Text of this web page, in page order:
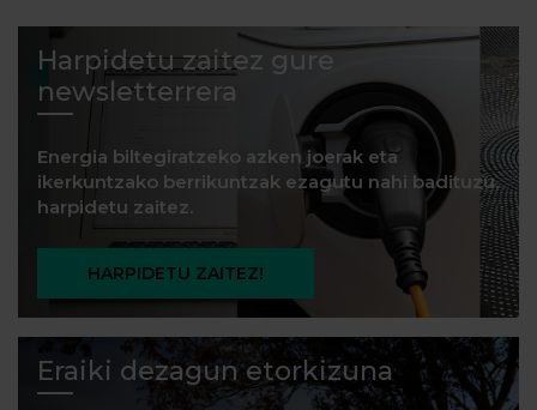
Harpidetu zaitez gure
newsletterrera
Energia biltegiratzeko azken joerak eta
ikerkuntzako berrikuntzak ezagutu nahi badituzu,
harpidetu zaitez.
HARPIDETU ZAITEZ!
Eraiki dezagun etorkizuna